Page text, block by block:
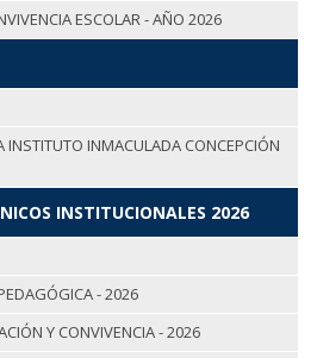
ESCOLAR - AÑO 2026
INSTITUTO INMACULADA CONCEPCIÓN
INSTITUCIONALES 2026
- 2026
Y CONVIVENCIA - 2026